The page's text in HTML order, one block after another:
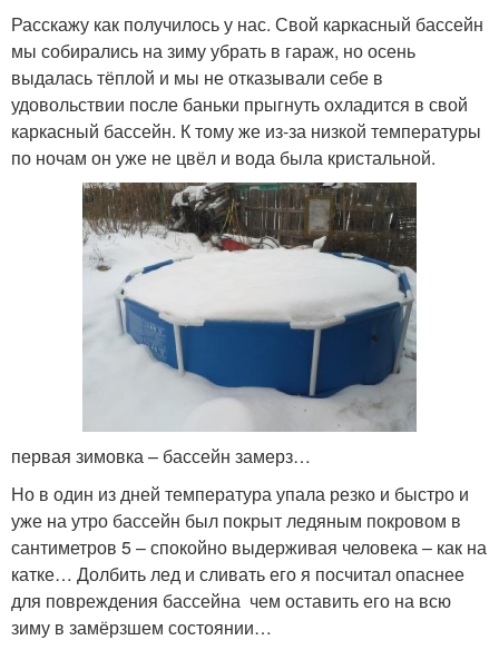
Расскажу как получилось у нас. Свой каркасный бассейн
мы собирались на зиму убрать в гараж, но осень
выдалась тёплой и мы не отказывали себе в
удовольствии после баньки прыгнуть охладится в свой
каркасный бассейн. К тому же из-за низкой температуры
по ночам он уже не цвёл и вода была кристальной.
первая зимовка – бассейн замерз…
Но в один из дней температура упала резко и быстро и
уже на утро бассейн был покрыт ледяным покровом в
сантиметров 5 – спокойно выдерживая человека – как на
катке… Долбить лед и сливать его я посчитал опаснее
для повреждения бассейна чем оставить его на всю
зиму в замёрзшем состоянии…